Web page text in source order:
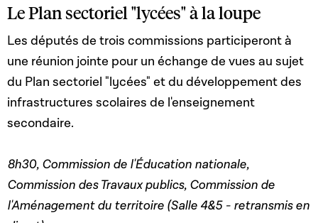
Le Plan sectoriel "lycées" à la loupe
Les députés de trois commissions participeront à
une réunion jointe pour un échange de vues au sujet
du Plan sectoriel "lycées" et du développement des
infrastructures scolaires de l'enseignement
secondaire.
8h30, Commission de l'Éducation nationale,
Commission des Travaux publics, Commission de
l'Aménagement du territoire (Salle 4&5 - retransmis en